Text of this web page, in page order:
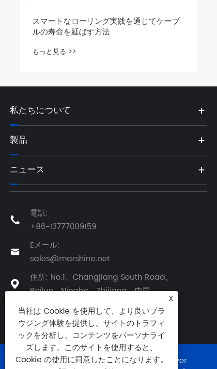
スマートなローリング実践を通じてケーブ
ルの寿命を延ばす方法
もっと見る >>
私たちについて
製品
ニュース

電話:
+86-13777009159

Eメール:
sales@marshine.net

住所: No.1、Changjiang South Road、
Beilun、Ningbo、Zhijiang、中国
Copyright©2025 Ningbo Marshine Power
X
当社は Cookie を使用して、より良いブラ
ウジング体験を提供し、サイトのトラフィ
ックを分析し、コンテンツをパーソナライ
ズします。このサイトを使用すると、
Cookie の使用に同意したことになります。